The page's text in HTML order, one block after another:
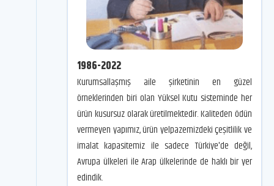
1986-2022
Kurumsallaşmış aile şirketinin en güzel
örneklerinden biri olan Yüksel Kutu sisteminde her
ürün kusursuz olarak üretilmektedir. Kaliteden ödün
vermeyen yapımız, ürün yelpazemizdeki çeşitlilik ve
imalat kapasitemiz ile sadece Türkiye'de değil,
Avrupa ülkeleri ile Arap ülkelerinde de haklı bir yer
edindik.